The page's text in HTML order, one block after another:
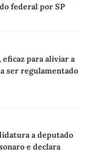
federal por SP
eficaz para aliviar a
ser regulamentado
a deputado
e declara